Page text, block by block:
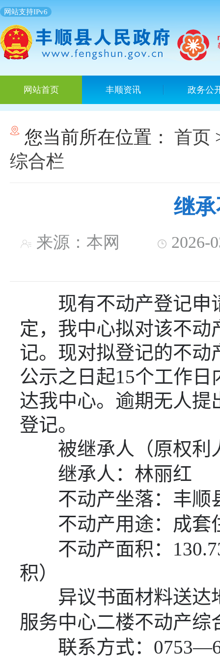
网站支持IPv6
网站首页 丰顺资讯 政务公
您当前所在位置： 首页
综合栏
继
来源：本网
现有不动产登记申
定，我中心拟对该不
记。现对拟登记的不动
公示之日起15个工作日
达我中心。逾期无人提
登记。
被继承人（原权利
继承人：林丽红
不动产坐落：丰顺
不动产用途：成套
不动产面积：
积）
异议书面材料送达
服务中心二楼不动产综
联系方式：